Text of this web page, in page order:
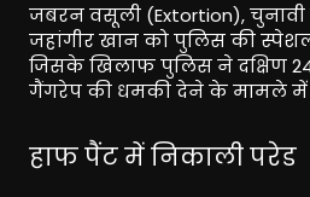
जबरन वसूली (Extortion),
जहांगीर खान को पुलिस की
जिसके खिलाफ पुलिस ने दक्षिण
गैंगरेप की धमकी देने के मामले में
हाफ पैंट में निकाली परेड